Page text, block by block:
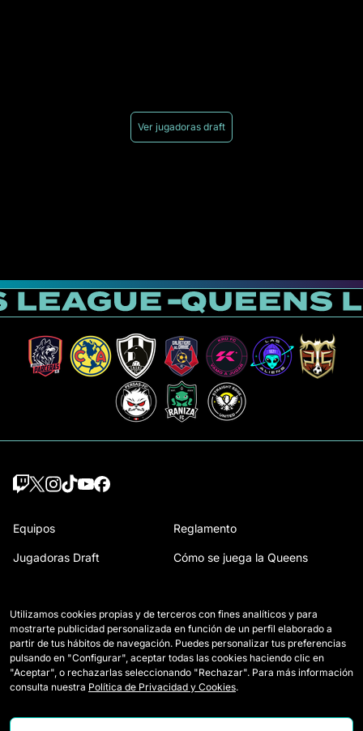
Ver jugadoras draft
Equipos
Jugadoras Draft
Partidos
Clasificación
Estadísticas
Reglamento
Cómo se juega la Queens
Contacto
Trabaja con nosotros
Utilizamos cookies propias y de terceros con fines analíticos y para
mostrarte publicidad personalizada en función de un perfil elaborado a
partir de tus hábitos de navegación. Puedes personalizar tus preferencias
pulsando en "Configurar", aceptar todas las cookies haciendo clic en
"Aceptar", o rechazarlas seleccionando "Rechazar". Para más información
consulta nuestra Política de Privacidad y Cookies.